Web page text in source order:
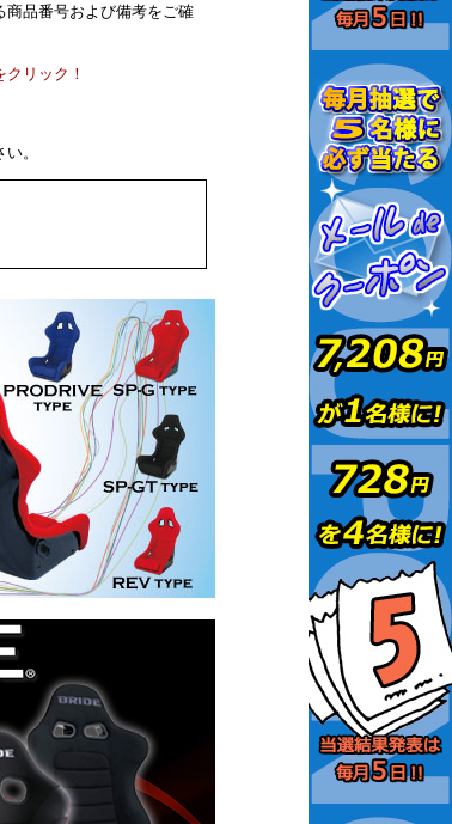
商品番号および備考をご確
リック！
。